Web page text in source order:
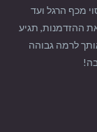
מכף הרגל ועד
ההזדמנות, תגיע
לרמה גבוהה